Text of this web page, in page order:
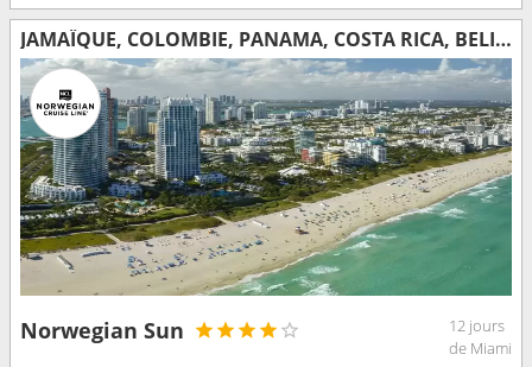
JAMAÏQUE, COLOMBIE, PANAMA, COSTA RICA, BELIZE, MEXIQUE, ÉTATS-UNIS
Norwegian Sun
12 jours
de Miami